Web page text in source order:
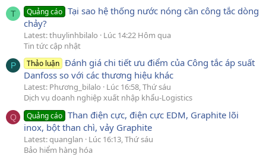
T Quảng cáo Tại sao hệ thống nước nóng cần công tắc dòng
chảy?
Latest: thuylinhbilalo
Lúc 14:22 Hôm qua
Tin tức cập nhật
P Thảo luận Đánh giá chi tiết ưu điểm của Công tắc áp suất
Danfoss so với các thương hiệu khác
Latest: Phương_bilalo
Lúc 16:58, Thứ sáu
Dịch vụ doanh nghiệp xuất nhập khẩu-Logistics
Q Quảng cáo Than điện cực, điện cực EDM, Graphite lõi
inox, bột than chì, vảy Graphite
Latest: quanglan
Lúc 16:13, Thứ sáu
Bảo hiểm hàng hóa